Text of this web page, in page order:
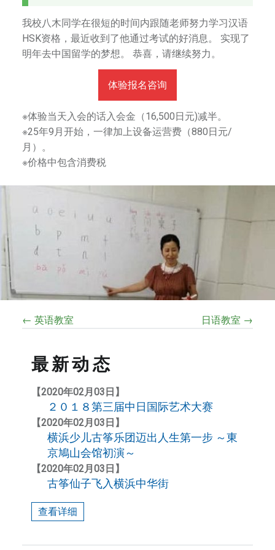
我校八木同学在很短的时间内跟随老师努力学习汉语
HSK资格，最近收到了他通过考试的好消息。 实现了
明年去中国留学的梦想。 恭喜，请继续努力。
体验报名咨询
※体验当天入会的话入会金（16,500日元)减半。
※25年9月开始，一律加上设备运营费（880日元/
月）。
※价格中包含消费税
← 英语教室 日语教室 →
最新动态
【2020年02月03日】
２０１８第三届中日国际艺术大赛
【2020年02月03日】
横浜少儿古筝乐团迈出人生第一步 ～東
京鳩山会馆初演～
【2020年02月03日】
古筝仙子飞入横浜中华街
查看详细